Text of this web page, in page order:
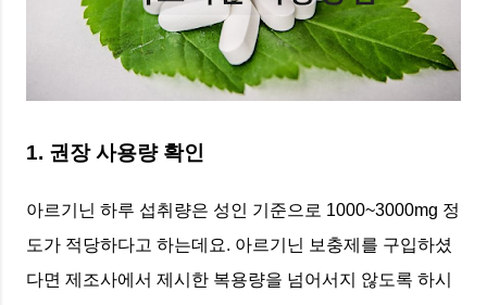
1. 권장 사용량 확인
아르기닌 하루 섭취량은 성인 기준으로 1000~3000mg 정
도가 적당하다고 하는데요. 아르기닌 보충제를 구입하셨
다면 제조사에서 제시한 복용량을 넘어서지 않도록 하시